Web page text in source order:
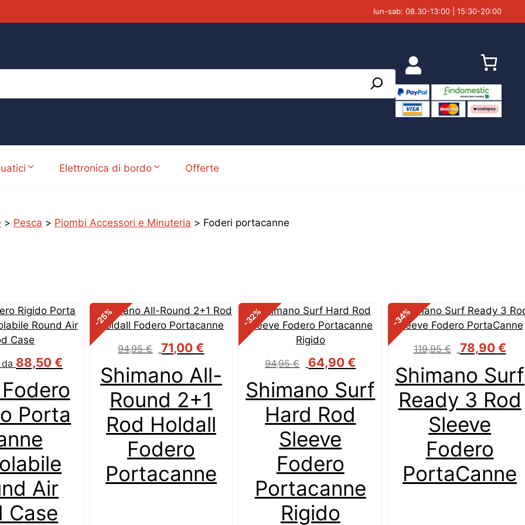
lun-sab: 08.30-13:00 | 15:30-20:00
Elettronica di bordo Offerte
> Pesca > Piombi Accessori e Minuteria > Foderi portacanne
Porta
Air
Case
88,50€
-25
%
Shimano All-
Round 2+1
Rod Holdall
Fodero
Portacanne
94,95€
Il
originale
era:
94,95 €.
71,00€
attuale
è:
-32
%
Shimano Surf
Hard Rod
Sleeve
Fodero
Portacanne
Rigido
94,95€
Il
originale
era:
94,95 €.
64,90€
attuale
è:
-34
%
Shimano Surf
Ready 3 Rod
Sleeve
Fodero
PortaCanne
119,95€
Il
originale
era:
119,95 €.
78,90 €Il
è: